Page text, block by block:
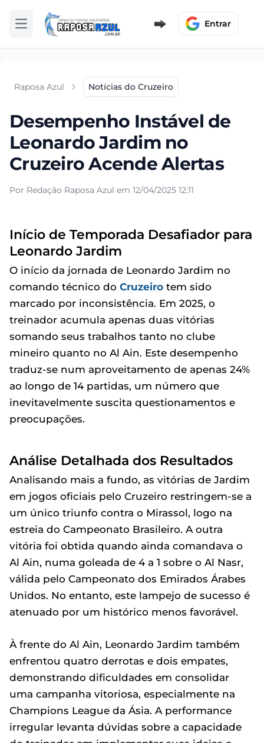
Abrir menu Entrar
Raposa Azul Notícias do Cruzeiro
Desempenho Instável de
Leonardo Jardim no
Cruzeiro Acende Alertas
Por Redação Raposa Azul em 12/04/2025 12:11
Início de Temporada Desafiador para
Leonardo Jardim
O início da jornada de Leonardo Jardim no
comando técnico do Cruzeiro tem sido
marcado por inconsistência. Em 2025, o
treinador acumula apenas duas vitórias
somando seus trabalhos tanto no clube
mineiro quanto no Al Ain. Este desempenho
traduz-se num aproveitamento de apenas 24%
ao longo de 14 partidas, um número que
inevitavelmente suscita questionamentos e
preocupações.
Análise Detalhada dos Resultados
Analisando mais a fundo, as vitórias de Jardim
em jogos oficiais pelo Cruzeiro restringem-se a
um único triunfo contra o Mirassol, logo na
estreia do Campeonato Brasileiro. A outra
vitória foi obtida quando ainda comandava o
Al Ain, numa goleada de 4 a 1 sobre o Al Nasr,
válida pelo Campeonato dos Emirados Árabes
Unidos. No entanto, este lampejo de sucesso é
atenuado por um histórico menos favorável.
À frente do Al Ain, Leonardo Jardim também
enfrentou quatro derrotas e dois empates,
demonstrando dificuldades em consolidar
uma campanha vitoriosa, especialmente na
Champions League da Ásia. A performance
irregular levanta dúvidas sobre a capacidade